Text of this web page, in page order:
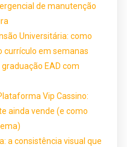
de manutenção
Universitária: como
currículo em semanas
EAD com
Vip Cassino:
ainda vende (e como
a consistência visual que